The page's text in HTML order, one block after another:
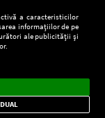
×
a caracteristicilor
informațiilor de pe
ale publicității și